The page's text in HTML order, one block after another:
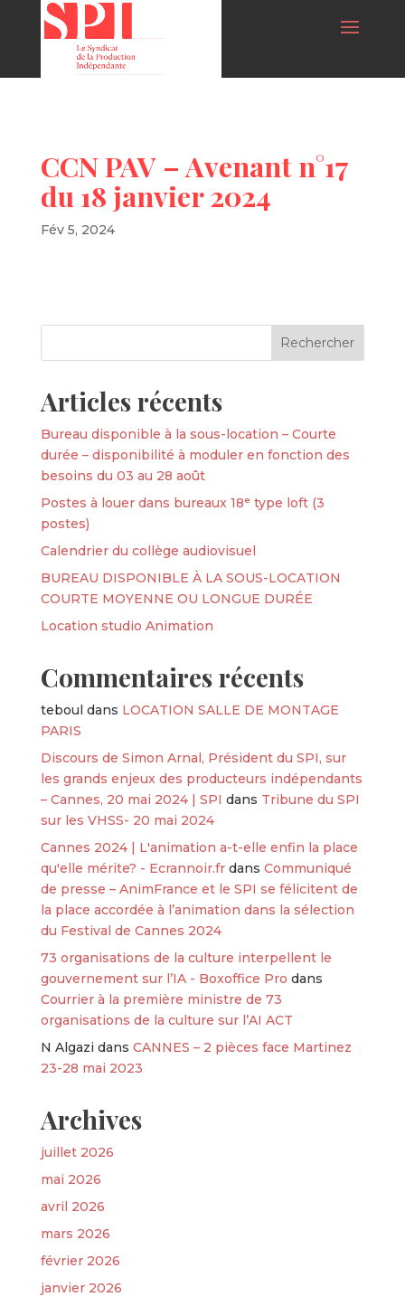
CCN PAV – Avenant n°17
du 18 janvier 2024
Fév 5, 2024
Articles récents
Bureau disponible à la sous-location – Courte
durée – disponibilité à moduler en fonction des
besoins du 03 au 28 août
Postes à louer dans bureaux 18ᵉ type loft (3
postes)
Calendrier du collège audiovisuel
BUREAU DISPONIBLE À LA SOUS-LOCATION
COURTE MOYENNE OU LONGUE DURÉE
Location studio Animation
Commentaires récents
teboul dans LOCATION SALLE DE MONTAGE
PARIS
Discours de Simon Arnal, Président du SPI, sur
les grands enjeux des producteurs indépendants
– Cannes, 20 mai 2024 | SPI dans Tribune du SPI
sur les VHSS- 20 mai 2024
Cannes 2024 | L'animation a-t-elle enfin la place
qu'elle mérite? - Ecrannoir.frdans Communiqué
de presse – AnimFrance et le SPI se félicitent de
la place accordée à l’animation dans la sélection
du Festival de Cannes 2024
73 organisations de la culture interpellent le
gouvernement sur l’IA - Boxoffice Pro dans
Courrier à la première ministre de 73
organisations de la culture sur l’AI ACT
N Algazi dans CANNES – 2 pièces face Martinez
23-28 mai 2023
Archives
juillet 2026
mai 2026
avril 2026
mars 2026
février 2026
janvier 2026